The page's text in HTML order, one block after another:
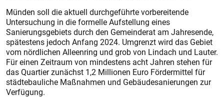
Münden soll die aktuell durchgeführte vorbereitende
Untersuchung in die formelle Aufstellung eines
Sanierungsgebiets durch den Gemeinderat am Jahresende,
spätestens jedoch Anfang 2024. Umgrenzt wird das Gebiet
vom nördlichen Alleenring und grob von Lindach und Lauter.
Für einen Zeitraum von mindestens acht Jahren stehen für
das Quartier zunächst 1,2 Millionen Euro Fördermittel für
städtebauliche Maßnahmen und Gebäudesanierungen zur
Verfügung.